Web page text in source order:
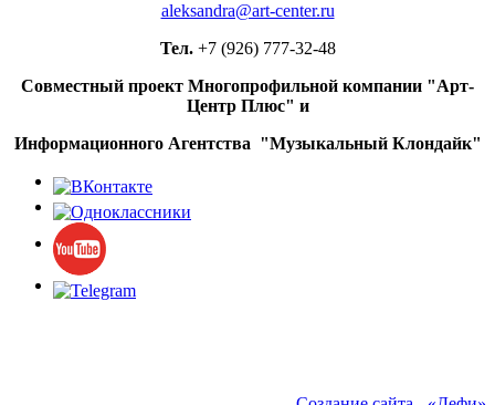
aleksandra@art-center.ru
Тел. +7 (926) 777-32-48
Совместный проект Многопрофильной компании "Арт-
Центр Плюс" и
Информационного Агентства "Музыкальный Клондайк"